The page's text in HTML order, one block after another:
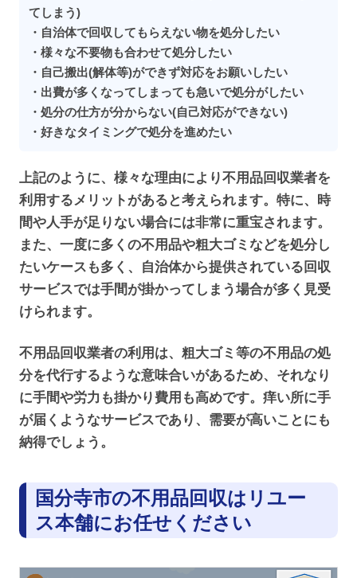
てしまう)
・自治体で回収してもらえない物を処分したい
・様々な不要物も合わせて処分したい
・自己搬出(解体等)ができず対応をお願いしたい
・出費が多くなってしまっても急いで処分がしたい
・処分の仕方が分からない(自己対応ができない)
・好きなタイミングで処分を進めたい
上記のように、様々な理由により不用品回収業者を
利用するメリットがあると考えられます。特に、時
間や人手が足りない場合には非常に重宝されます。
また、一度に多くの不用品や粗大ゴミなどを処分し
たいケースも多く、自治体から提供されている回収
サービスでは手間が掛かってしまう場合が多く見受
けられます。
不用品回収業者の利用は、粗大ゴミ等の不用品の処
分を代行するような意味合いがあるため、それなり
に手間や労力も掛かり費用も高めです。痒い所に手
が届くようなサービスであり、需要が高いことにも
納得でしょう。
国分寺市の不用品回収はリユー
ス本舗にお任せください